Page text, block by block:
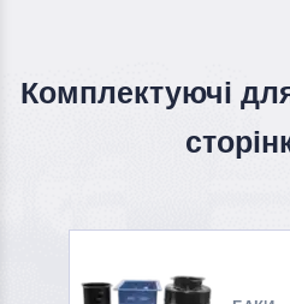
Комплектуючі